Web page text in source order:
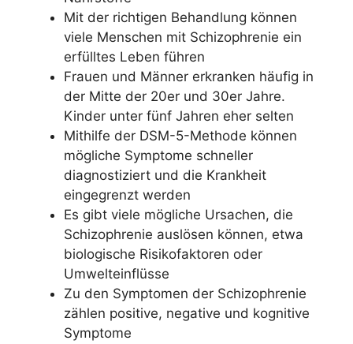
Mit der richtigen Behandlung können
viele Menschen mit Schizophrenie ein
erfülltes Leben führen
Frauen und Männer erkranken häufig in
der Mitte der 20er und 30er Jahre.
Kinder unter fünf Jahren eher selten
Mithilfe der DSM-5-Methode können
mögliche Symptome schneller
diagnostiziert und die Krankheit
eingegrenzt werden
Es gibt viele mögliche Ursachen, die
Schizophrenie auslösen können, etwa
biologische Risikofaktoren oder
Umwelteinflüsse
Zu den Symptomen der Schizophrenie
zählen positive, negative und kognitive
Symptome